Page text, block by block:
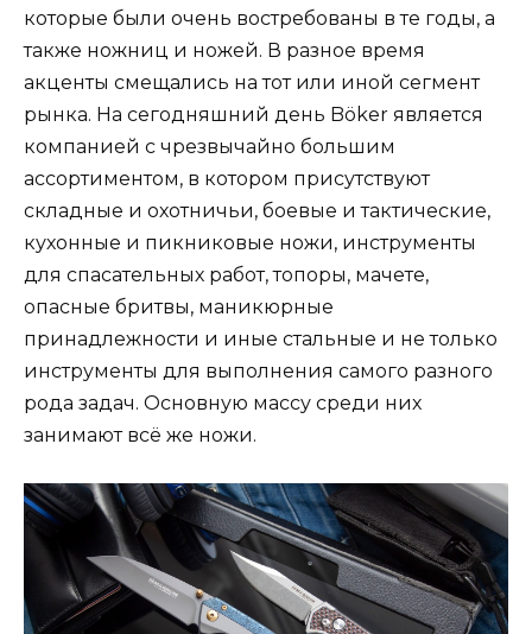
которые были очень востребованы в те годы, а
также ножниц и ножей. В разное время
акценты смещались на тот или иной сегмент
рынка. На сегодняшний день Böker является
компанией с чрезвычайно большим
ассортиментом, в котором присутствуют
складные и охотничьи, боевые и тактические,
кухонные и пикниковые ножи, инструменты
для спасательных работ, топоры, мачете,
опасные бритвы, маникюрные
принадлежности и иные стальные и не только
инструменты для выполнения самого разного
рода задач. Основную массу среди них
занимают всё же ножи.